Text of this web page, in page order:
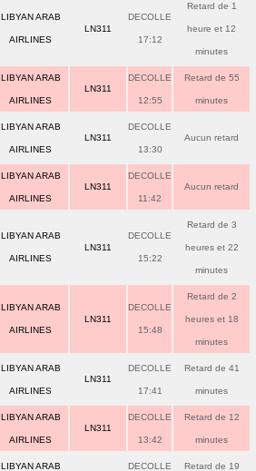
LIBYAN ARAB
AIRLINES
LN311
DECOLLE
17:12
Retard de 1
heure et 12
minutes
LIBYAN ARAB
AIRLINES
LN311
DECOLLE
12:55
Retard de 55
minutes
LIBYAN ARAB
AIRLINES
LN311
DECOLLE
13:30
Aucun retard
LIBYAN ARAB
AIRLINES
LN311
DECOLLE
11:42
Aucun retard
LIBYAN ARAB
AIRLINES
LN311
DECOLLE
15:22
Retard de 3
heures et 22
minutes
LIBYAN ARAB
AIRLINES
LN311
DECOLLE
15:48
Retard de 2
heures et 18
minutes
LIBYAN ARAB
AIRLINES
LN311
DECOLLE
17:41
Retard de 41
minutes
LIBYAN ARAB
AIRLINES
LN311
DECOLLE
13:42
Retard de 12
minutes
LIBYAN ARAB DECOLLE Retard de 19